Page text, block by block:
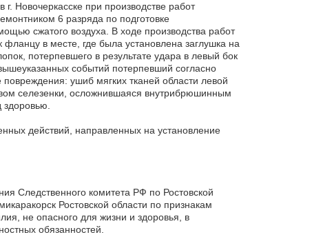
Новочеркасске при производстве работ
6 разряда по подготовке
сжатого воздуха. В ходе производства работ
в месте, где была установлена заглушка на
потерпевшего в результате удара в левый бок
событий потерпевший согласно
ушиб мягких тканей области левой
селезенки, осложнившаяся внутрибрюшинным
здоровью.
действий, направленных на установление
Следственного комитета РФ по Ростовской
Ростовской области по признакам
не опасного для жизни и здоровья, в
обязанностей.